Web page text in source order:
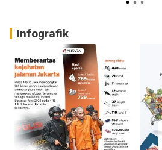
Infografik